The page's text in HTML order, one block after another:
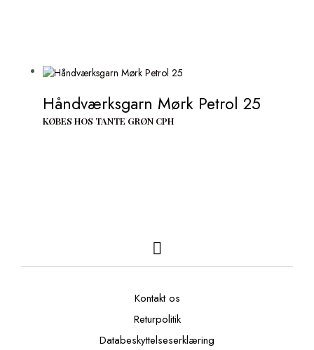
Håndværksgarn Mørk Petrol 25
KØBES HOS TANTE GRØN CPH
Kontakt os
Returpolitik
Databeskyttelseserklæring